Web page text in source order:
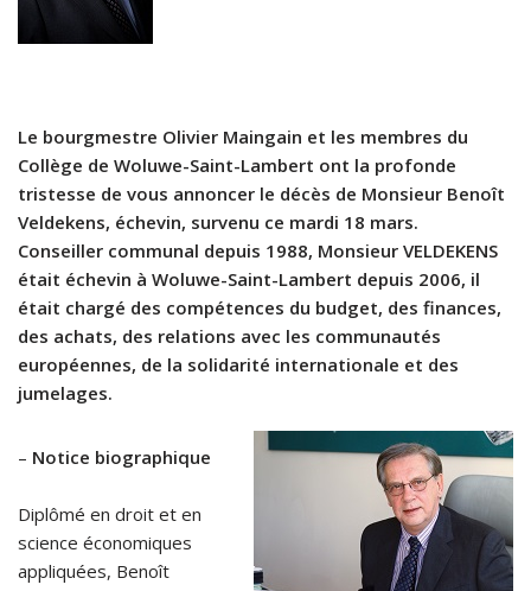
Le bourgmestre Olivier Maingain et les membres du
Collège de Woluwe-Saint-Lambert ont la profonde
tristesse de vous annoncer le décès de Monsieur Benoît
Veldekens, échevin, survenu ce mardi 18 mars.
Conseiller communal depuis 1988, Monsieur VELDEKENS
était échevin à Woluwe-Saint-Lambert depuis 2006, il
était chargé des compétences du budget, des finances,
des achats, des relations avec les communautés
européennes, de la solidarité internationale et des
jumelages.
– Notice biographique
Diplômé en droit et en
science économiques
appliquées, Benoît